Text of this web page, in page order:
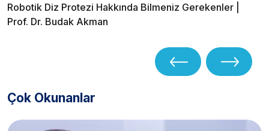
Robotik Diz Protezi Hakkında Bilmeniz Gerekenler |
Prof. Dr. Budak Akman
Çok Okunanlar